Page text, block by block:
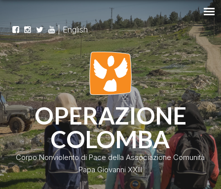
|English
OPERAZIONE
COLOMBA
Corpo Nonviolento di Pace della Associazione Comunità
Papa Giovanni XXIII